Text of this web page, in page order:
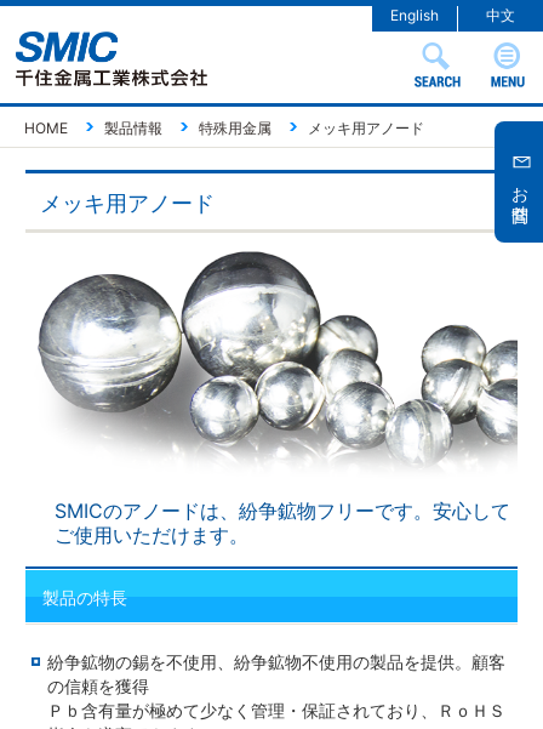
中文
English
HOME 製品情報 特殊用金属 メッキ用アノード
メッキ用アノード
SMICのアノードは、紛争鉱物フリーです。 安心して
ご使用いただけます。
製品の特長
紛争鉱物の錫を不使用、紛争鉱物不使用の製品を提供。顧客
の信頼を獲得
Ｐｂ含有量が極めて少なく管理・保証されており、ＲｏＨＳ
お問合せ